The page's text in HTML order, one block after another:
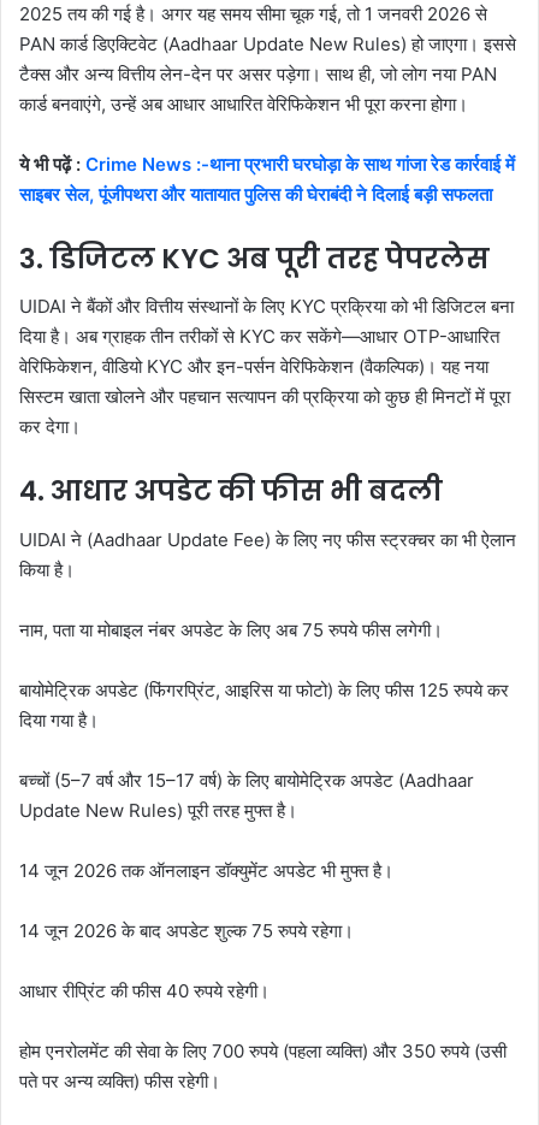
2025 तय की गई है। अगर यह समय सीमा चूक गई, तो 1 जनवरी 2026 से
PAN कार्ड डिएक्टिवेट (Aadhaar Update New Rules) हो जाएगा। इससे
टैक्स और अन्य वित्तीय लेन-देन पर असर पड़ेगा। साथ ही, जो लोग नया PAN
कार्ड बनवाएंगे, उन्हें अब आधार आधारित वेरिफिकेशन भी पूरा करना होगा।
ये भी पढ़ें : Crime News :-थाना प्रभारी घरघोड़ा के साथ गांजा रेड कार्रवाई में
साइबर सेल, पूंजीपथरा और यातायात पुलिस की घेराबंदी ने दिलाई बड़ी सफलता
3. डिजिटल KYC अब पूरी तरह पेपरलेस
UIDAI ने बैंकों और वित्तीय संस्थानों के लिए KYC प्रक्रिया को भी डिजिटल बना
दिया है। अब ग्राहक तीन तरीकों से KYC कर सकेंगे—आधार OTP-आधारित
वेरिफिकेशन, वीडियो KYC और इन-पर्सन वेरिफिकेशन (वैकल्पिक)। यह नया
सिस्टम खाता खोलने और पहचान सत्यापन की प्रक्रिया को कुछ ही मिनटों में पूरा
कर देगा।
4. आधार अपडेट की फीस भी बदली
UIDAI ने (Aadhaar Update Fee) के लिए नए फीस स्ट्रक्चर का भी ऐलान
किया है।
नाम, पता या मोबाइल नंबर अपडेट के लिए अब 75 रुपये फीस लगेगी।
बायोमेट्रिक अपडेट (फिंगरप्रिंट, आइरिस या फोटो) के लिए फीस 125 रुपये कर
दिया गया है।
बच्चों (5–7 वर्ष और 15–17 वर्ष) के लिए बायोमेट्रिक अपडेट (Aadhaar
Update New Rules) पूरी तरह मुफ्त है।
14 जून 2026 तक ऑनलाइन डॉक्युमेंट अपडेट भी मुफ्त है।
14 जून 2026 के बाद अपडेट शुल्क 75 रुपये रहेगा।
आधार रीप्रिंट की फीस 40 रुपये रहेगी।
होम एनरोलमेंट की सेवा के लिए 700 रुपये (पहला व्यक्ति) और 350 रुपये (उसी
पते पर अन्य व्यक्ति) फीस रहेगी।